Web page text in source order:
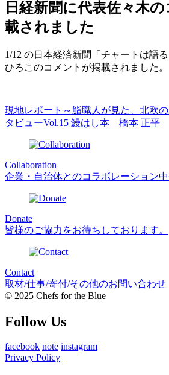
日経新聞に代表佐々木
載されました
1/12 の日本経済新聞「チャートは語
ひろこのコメントが掲載されました。
現地レポート～鮨職人が見た、北欧
タビューVol.15 鰻はし本 橋本 正平
Collaboration
企業・自治体とのコラボレーション
Donate
皆様のご協力をお待ちしております。
Contact
取材/仕事/寄付/その他のお問い合わせ
© 2025 Chefs for the Blue
Follow Us
facebook note instagram
Privacy Policy